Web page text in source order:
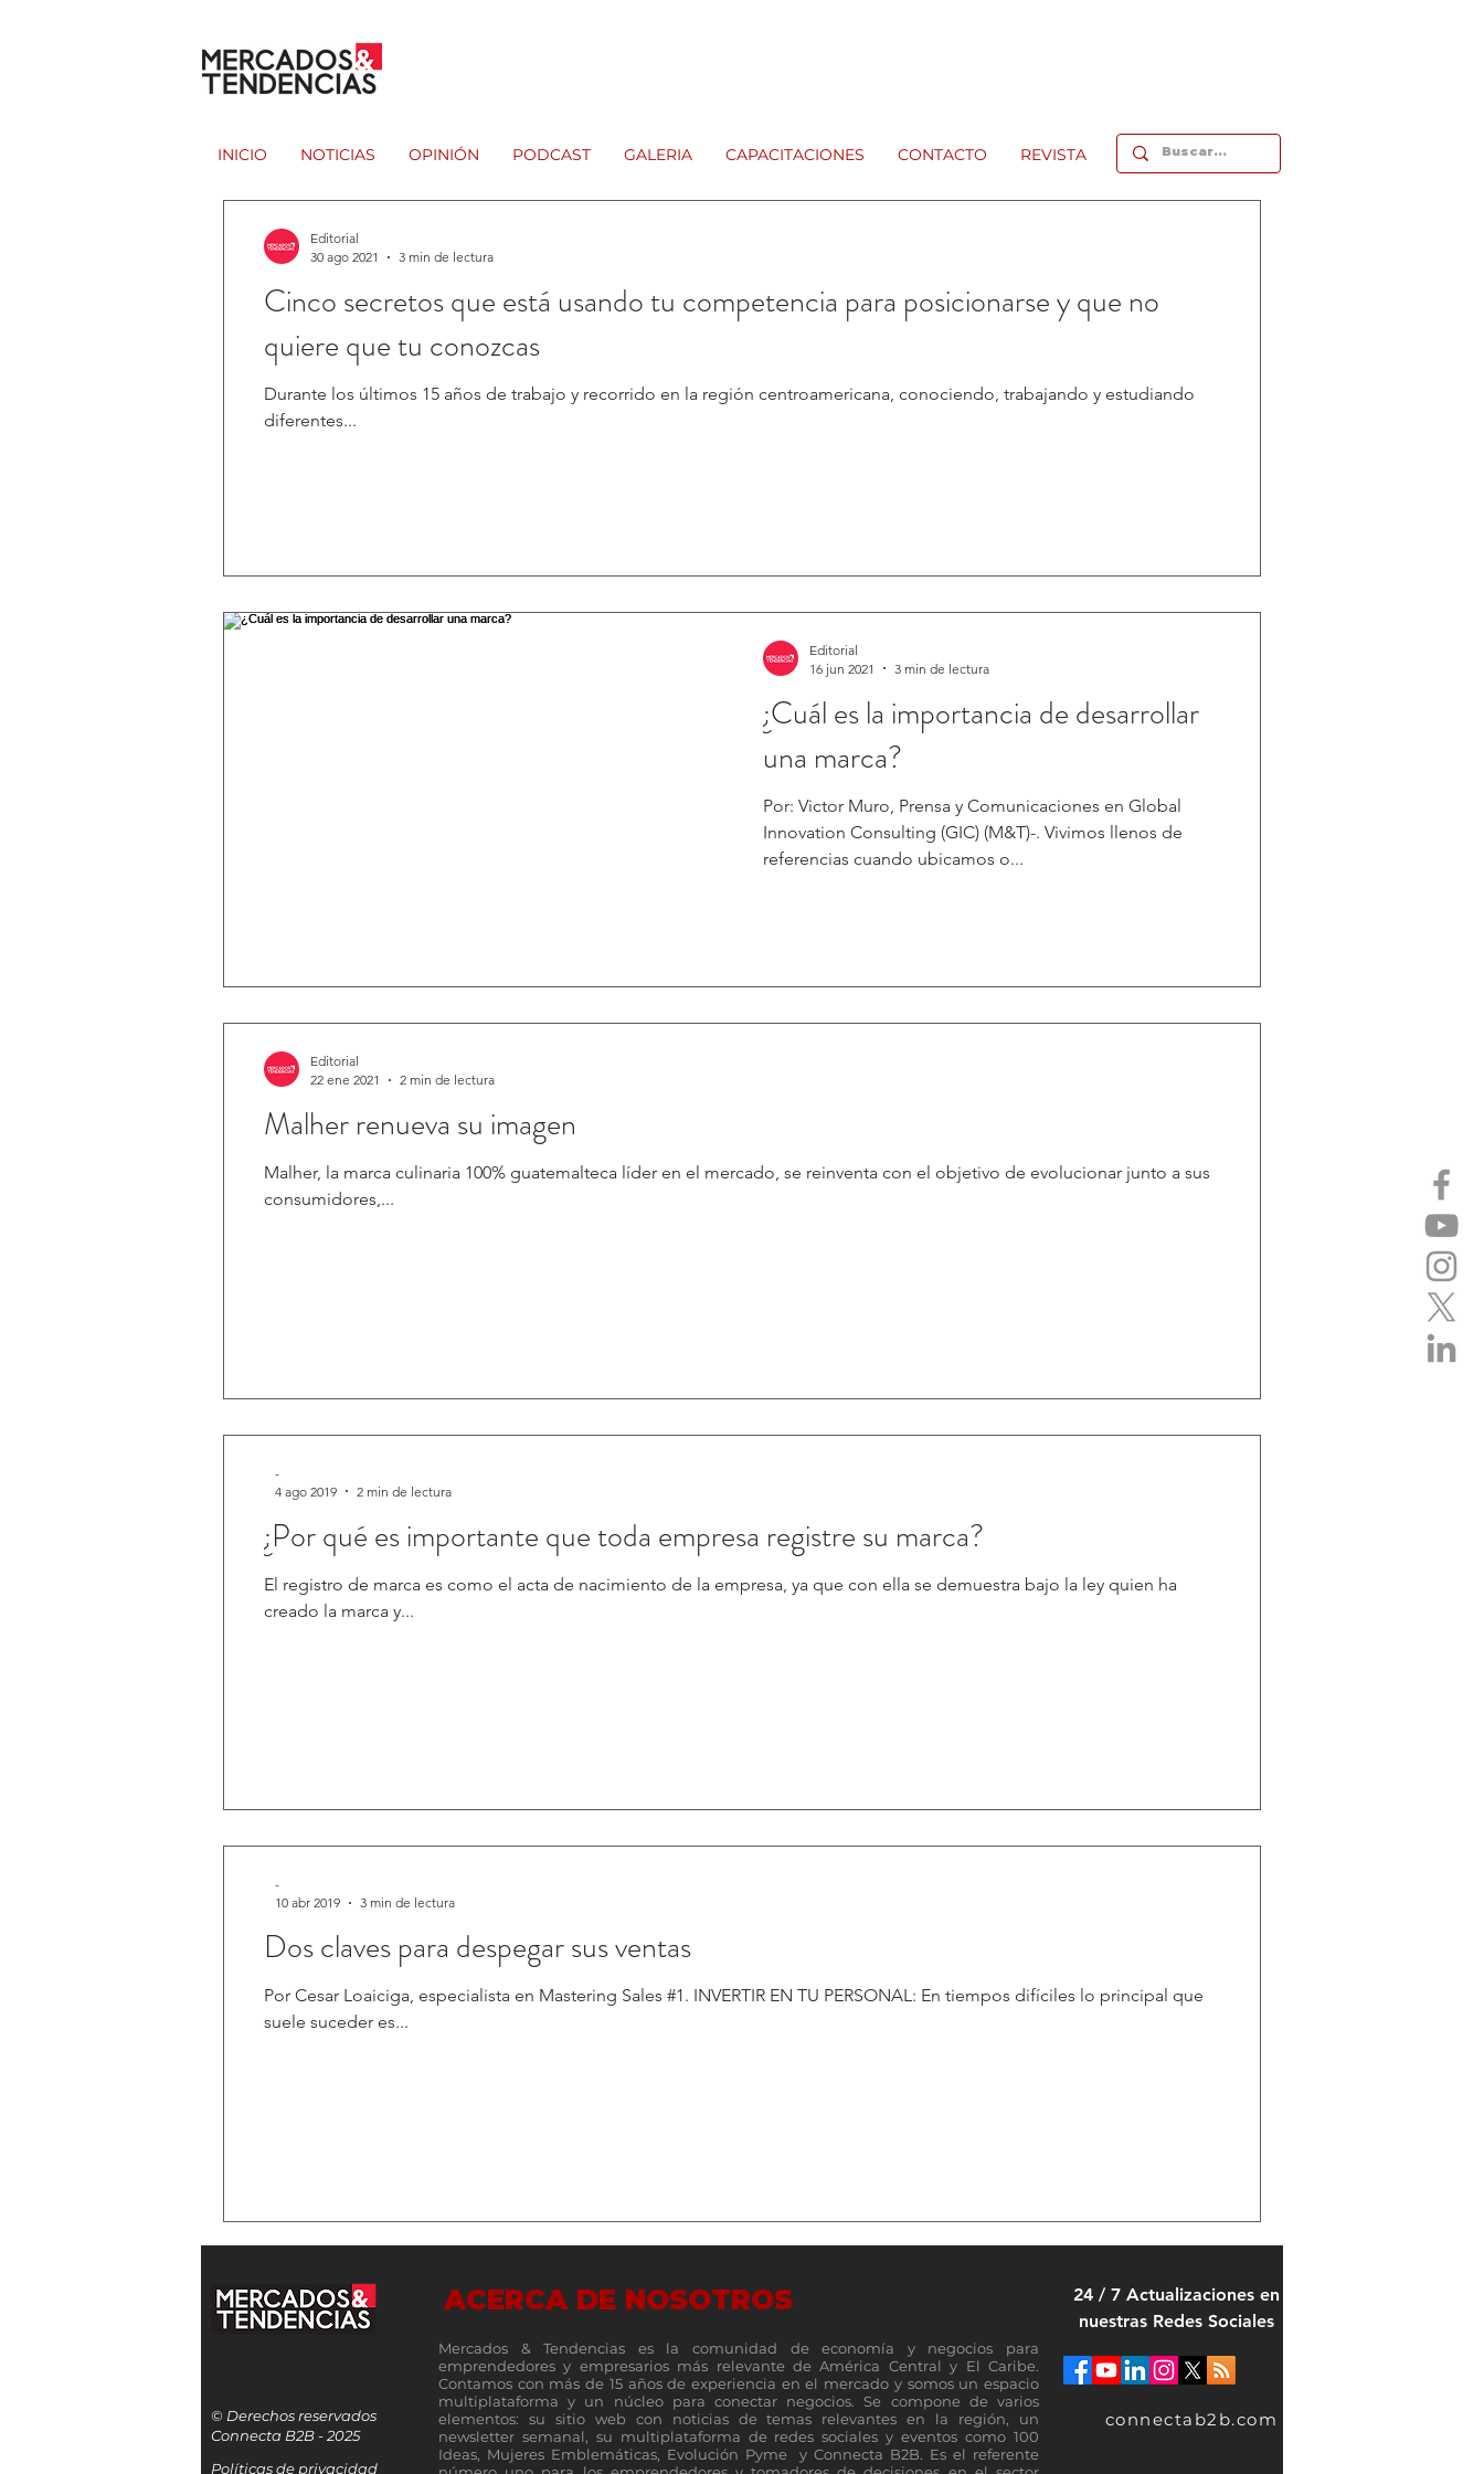
INICIO NOTICIAS OPINIÓN PODCAST GALERIA CAPACITACIONES CONTACTO REVISTA
Cinco secretos que está usando tu competencia para posicionarse y que no
quiere que tu conozcas
Durante los últimos 15 años de trabajo y recorrido en la región centroamericana, conociendo, trabajando y estudiando
diferentes...
Editorial
30 ago 2021
3 min de lectura
¿Cuál es la importancia de desarrollar
una marca?
Por: Victor Muro, Prensa y Comunicaciones en Global
Innovation Consulting (GIC) (M&T)-. Vivimos llenos de
referencias cuando ubicamos o...
Editorial
16 jun 2021
3 min de lectura
Malher renueva su imagen
Malher, la marca culinaria 100% guatemalteca líder en el mercado, se reinventa con el objetivo de evolucionar junto a sus
consumidores,...
Editorial
22 ene 2021
2 min de lectura
¿Por qué es importante que toda empresa registre su marca?
El registro de marca es como el acta de nacimiento de la empresa, ya que con ella se demuestra bajo la ley quien ha
creado la marca y...
-
4 ago 2019
2 min de lectura
Dos claves para despegar sus ventas
Por Cesar Loaiciga, especialista en Mastering Sales #1. INVERTIR EN TU PERSONAL: En tiempos difíciles lo principal que
suele suceder es...
-
10 abr 2019
3 min de lectura
© Derechos reservados
Connecta B2B - 2025
Políticas de privacidad
ACERCA DE NOSOTROS
Mercados & Tendencias es la comunidad de economía y negocios para
emprendedores y empresarios más relevante de América Central y El Caribe.
Contamos con más de 15 años de experiencia en el mercado y somos un espacio
multiplataforma y un núcleo para conectar negocios. Se compone de varios
elementos: su sitio web con noticias de temas relevantes en la región, un
newsletter semanal, su multiplataforma de redes sociales y eventos como 100
Ideas, Mujeres Emblemáticas, Evolución Pyme y Connecta B2B. Es el referente
24 / 7 Actualizaciones en
nuestras Redes Sociales
connectab2b.com